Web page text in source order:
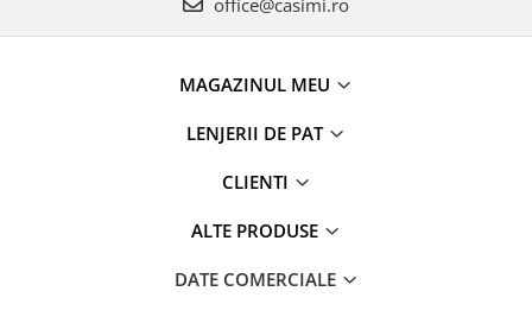
office@casimi.ro
MAGAZINUL MEU
LENJERII DE PAT
CLIENTI
ALTE PRODUSE
DATE COMERCIALE